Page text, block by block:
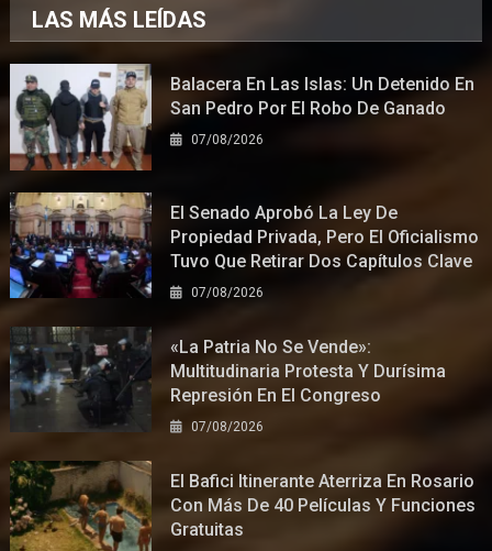
LAS MÁS LEÍDAS
Balacera En Las Islas: Un Detenido En
San Pedro Por El Robo De Ganado
07/08/2026
El Senado Aprobó La Ley De
Propiedad Privada, Pero El Oficialismo
Tuvo Que Retirar Dos Capítulos Clave
07/08/2026
«La Patria No Se Vende»:
Multitudinaria Protesta Y Durísima
Represión En El Congreso
07/08/2026
El Bafici Itinerante Aterriza En Rosario
Con Más De 40 Películas Y Funciones
Gratuitas